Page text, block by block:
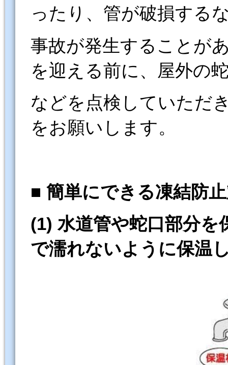
ったり、管が破損する
事故が発生することが
を迎える前に、屋外の
などを点検していただ
をお願いします。
■ 簡単にできる凍結防
(1) 水道管や蛇口部分を
で濡れないように保温